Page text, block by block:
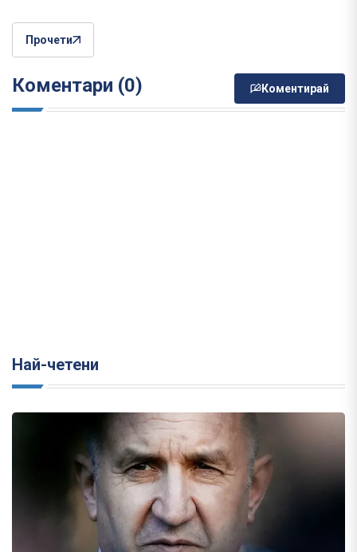
Прочети
Коментари (0) Коментирай
Най-четени